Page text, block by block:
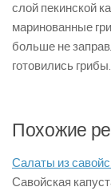
слой пекинской
маринованные
больше не
готовились грибы.
Похожие
Салаты из
Савойская